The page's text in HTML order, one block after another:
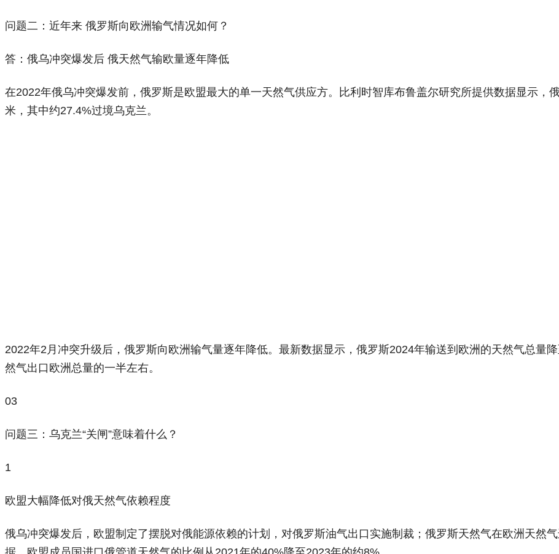
问题二：近年来 俄罗斯向欧洲输气情况如何？
答：俄乌冲突爆发后 俄天然气输欧量逐年降低
在2022年俄乌冲突爆发前，俄罗斯是欧盟最大的单一天然气供应方。比利时智库布鲁盖尔研究所提供数据显示，
米，其中约27.4%过境乌克兰。
2022年2月冲突升级后，俄罗斯向欧洲输气量逐年降低。最新数据显示，俄罗斯2024年输送到欧洲的天然气总量
然气出口欧洲总量的一半左右。
03
问题三：乌克兰“关闸”意味着什么？
1
欧盟大幅降低对俄天然气依赖程度
俄乌冲突爆发后，欧盟制定了摆脱对俄能源依赖的计划，对俄罗斯油气出口实施制裁；俄罗斯天然气在欧洲天